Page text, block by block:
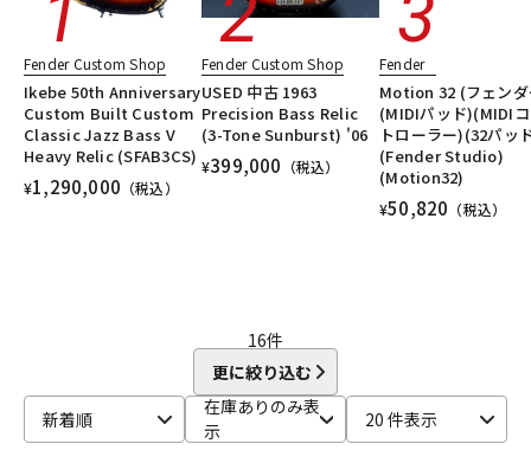
DTM オンライン納品 レコーディング機器
配信/ライブ機器 楽器アクセサリ
エレキギター/#American Professional
エレキギター/#American Professional II
エレキギター/#American Performer
ベース
ギターアンプ・ベースアンプ
エフェクター
楽器アクセサリ
ユーズド
ヴィンテージ ALL
Fender Custom Shop
Ikebe 50th Anniversary
Custom Built Custom
Classic Jazz Bass V
Heavy Relic (SFAB3CS)
¥1,290,000 （税込）
Fender Custom Shop
USED 中古 1963
Precision Bass Relic
(3-Tone Sunburst) '06
¥399,000 （税込）
Fender
Motion 32 (フェン
(MIDIパッド)(MIDI
トローラー)(32パッ
(Fender Studio)
(Motion32)
¥50,820 （税込）
16件
更に絞り込む
新着順
在庫ありのみ表
示
20 件表示